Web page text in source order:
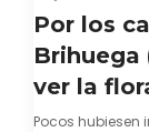
Por los
Brihuega
ver la
Pocos